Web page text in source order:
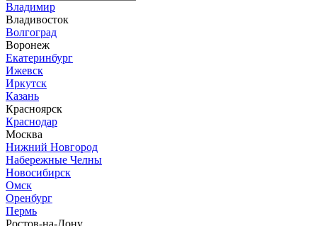
Владимир
Владивосток
Волгоград
Воронеж
Екатеринбург
Ижевск
Иркутск
Казань
Красноярск
Краснодар
Москва
Нижний Новгород
Набережные Челны
Новосибирск
Омск
Оренбург
Пермь